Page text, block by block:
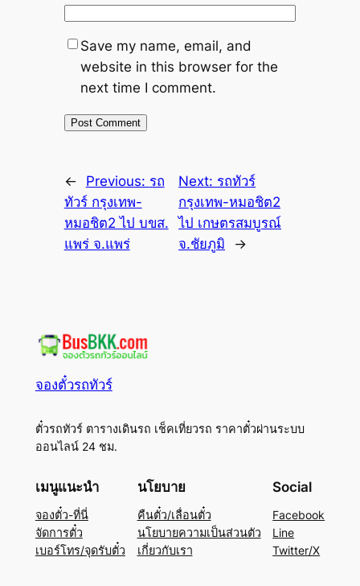
Save my name, email, and
website in this browser for the
next time I comment.
← Previous: รถ
ทัวร์ กรุงเทพ-
หมอชิต2 ไป บขส.
แพร่ จ.แพร่
Next: รถทัวร์
กรุงเทพ-หมอชิต2
ไป เกษตรสมบูรณ์
จ.ชัยภูมิ
→
จองตั๋วรถทัวร์
ตั๋วรถทัวร์ ตารางเดินรถ เช็คเที่ยวรถ ราคาตั๋วผ่านระบบ
ออนไลน์ 24 ชม.
เมนูแนะนำ
จองตั๋ว-ที่นี่
จัดการตั๋ว
เบอร์โทร/จุดรับตั๋ว
นโยบาย
คืนตั๋ว/เลื่อนตั๋ว
นโยบายความเป็นส่วนตัว
เกี่ยวกับเรา
Social
Facebook
Line
Twitter/X